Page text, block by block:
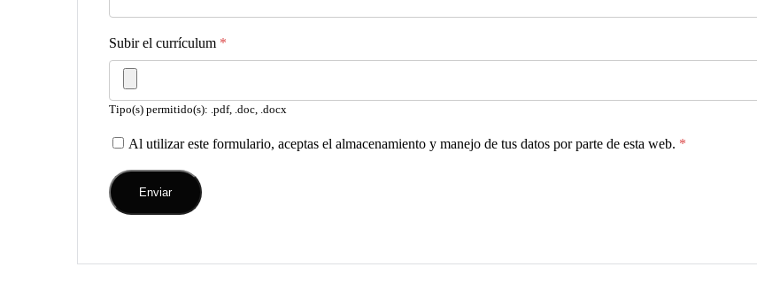
Subir el currículum *
Tipo(s) permitido(s): .pdf, .doc, .docx
Al utilizar este formulario, aceptas el almacenamiento y manejo de tus datos por parte de esta web. *